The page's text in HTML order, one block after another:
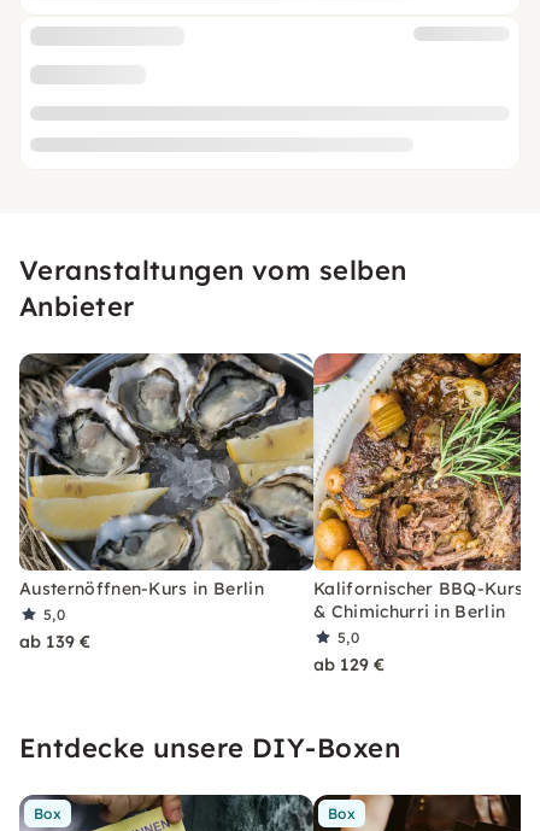
Veranstaltungen vom selben
Anbieter
Austernöffnen-Kurs in Berlin
5,0
ab 139 €
Kalifornischer BBQ-Kurs:
& Chimichurri in Berlin
5,0
ab 129 €
Entdecke unsere DIY-Boxen
Box Box